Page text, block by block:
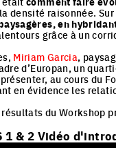
densité raisonnée.
en
grâce à un
Miriam Garcia,
d’Europan, un
au cours du
en évidence les
du Workshop
1 & 2 Vidéo